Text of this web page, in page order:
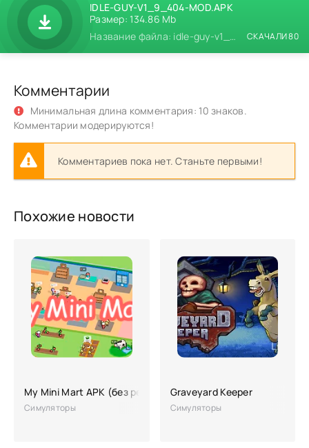
IDLE-GUY-V1_9_404-MOD.APK
Размер: 134.86 Mb
Название файла: idle-guy-v1_9_404-mod.apk
СКАЧАЛИ 80
Комментарии
Минимальная длина комментария: 10 знаков.
Комментарии модерируются!
Комментариев пока нет. Станьте первыми!
Похожие новости
My Mini Mart APK (без рекламы, взлом, много денег)
Симуляторы
Graveyard Keeper
Симуляторы